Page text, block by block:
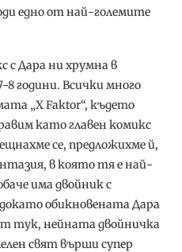
едно от най-големите
с Дара ни хрумна в
години. Всички много
„X Faktor“, където
като главен комикс
се, предложихме й,
в която тя е най-
има двойник с
обикновената Дара
тук, нейната двойничка
свят върши супер